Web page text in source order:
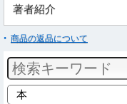
著者紹介
商品の返品について